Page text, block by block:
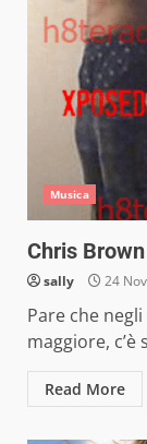
Musica
Chris
sally 24
Pare che
maggiore,
Read More